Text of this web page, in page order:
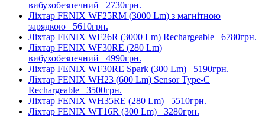
вибухобезпечний 2730грн.
Ліхтар FENIX WF25RM (3000 Lm) з магнітною
зарядкою 5610грн.
Ліхтар FENIX WF26R (3000 Lm) Rechargeable 6780грн.
Ліхтар FENIX WF30RE (280 Lm)
вибухобезпечний 4990грн.
Ліхтар FENIX WF30RE Spark (300 Lm) 5190грн.
Ліхтар FENIX WH23 (600 Lm) Sensor Type-C
Rechargeable 3500грн.
Ліхтар FENIX WH35RE (280 Lm) 5510грн.
Ліхтар FENIX WT16R (300 Lm) 3280грн.